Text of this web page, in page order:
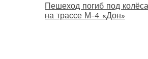
Пешеход погиб под
на трассе М-4 «Дон»